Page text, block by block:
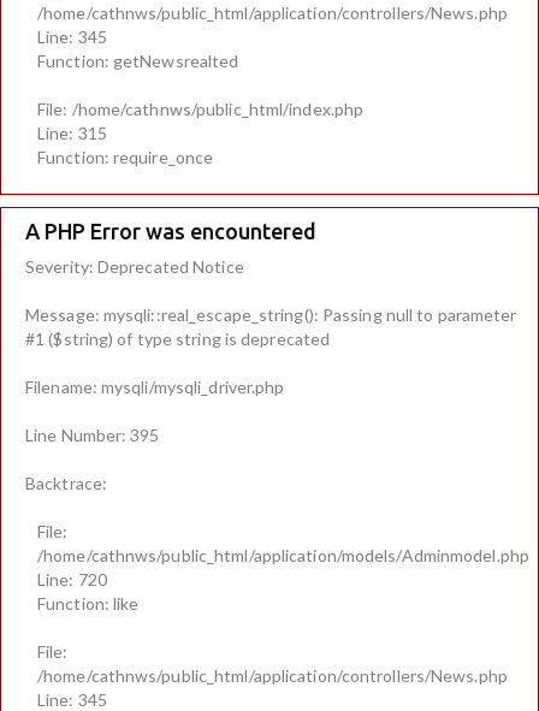
/home/cathnws/public_html/application/controllers/News.php
Line: 345
Function: getNewsrealted
File: /home/cathnws/public_html/index.php
Line: 315
Function: require_once
A PHP Error was encountered
Severity: Deprecated Notice
Message: mysqli::real_escape_string(): Passing null to parameter
#1 ($string) of type string is deprecated
Filename: mysqli/mysqli_driver.php
Line Number: 395
Backtrace:
File:
/home/cathnws/public_html/application/models/Adminmodel.php
Line: 720
Function: like
File:
/home/cathnws/public_html/application/controllers/News.php
Line: 345